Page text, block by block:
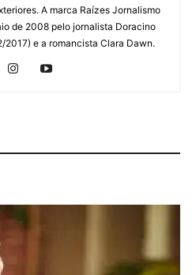
A marca Raízes Jornalismo
de 2008 pelo jornalista Doracino
e a romancista Clara Dawn.